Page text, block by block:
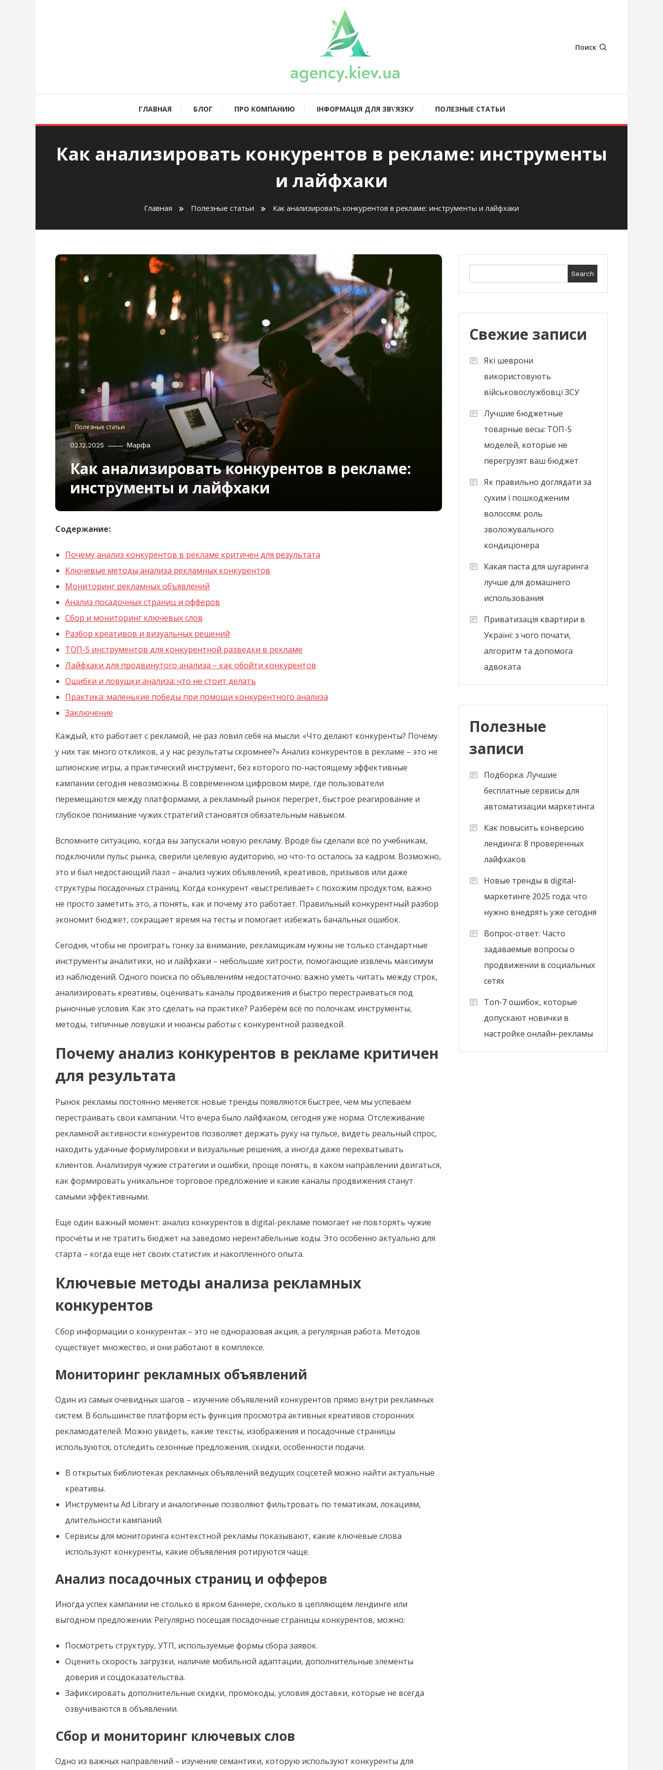
agency.kiev.ua
Поиск
ГЛАВНАЯ БЛОГ ПРО КОМПАНИЮ ІНФОРМАЦІЯ ДЛЯ ЗВ\’ЯЗКУ ПОЛЕЗНЫЕ СТАТЬИ
Как анализировать конкурентов в рекламе: инструменты
и лайфхаки
Главная Полезные статьи Как анализировать конкурентов в рекламе: инструменты и лайфхаки
Полезные статьи
02.12.2025 Марфа
Как анализировать конкурентов в рекламе:
инструменты и лайфхаки
Содержание:
Почему анализ конкурентов в рекламе критичен для результата
Ключевые методы анализа рекламных конкурентов
Мониторинг рекламных объявлений
Анализ посадочных страниц и офферов
Сбор и мониторинг ключевых слов
Разбор креативов и визуальных решений
ТОП-5 инструментов для конкурентной разведки в рекламе
Лайфхаки для продвинутого анализа – как обойти конкурентов
Ошибки и ловушки анализа: что не стоит делать
Практика: маленькие победы при помощи конкурентного анализа
Заключение
Каждый, кто работает с рекламой, не раз ловил себя на мысли: «Что делают конкуренты? Почему
у них так много откликов, а у нас результаты скромнее?» Анализ конкурентов в рекламе – это не
шпионские игры, а практический инструмент, без которого по-настоящему эффективные
кампании сегодня невозможны. В современном цифровом мире, где пользователи
перемещаются между платформами, а рекламный рынок перегрет, быстрое реагирование и
глубокое понимание чужих стратегий становятся обязательным навыком.
Вспомните ситуацию, когда вы запускали новую рекламу. Вроде бы сделали всё по учебникам,
подключили пульс рынка, сверили целевую аудиторию, но что-то осталось за кадром. Возможно,
это и был недостающий пазл – анализ чужих объявлений, креативов, призывов или даже
структуры посадочных страниц. Когда конкурент «выстреливает» с похожим продуктом, важно
не просто заметить это, а понять, как и почему это работает. Правильный конкурентный разбор
экономит бюджет, сокращает время на тесты и помогает избежать банальных ошибок.
Сегодня, чтобы не проиграть гонку за внимание, рекламщикам нужны не только стандартные
инструменты аналитики, но и лайфхаки – небольшие хитрости, помогающие извлечь максимум
из наблюдений. Одного поиска по объявлениям недостаточно: важно уметь читать между строк,
анализировать креативы, оценивать каналы продвижения и быстро перестраиваться под
рыночные условия. Как это сделать на практике? Разберём всё по полочкам: инструменты,
методы, типичные ловушки и нюансы работы с конкурентной разведкой.
Почему анализ конкурентов в рекламе критичен
для результата
Рынок рекламы постоянно меняется: новые тренды появляются быстрее, чем мы успеваем
перестраивать свои кампании. Что вчера было лайфхаком, сегодня уже норма. Отслеживание
рекламной активности конкурентов позволяет держать руку на пульсе, видеть реальный спрос,
находить удачные формулировки и визуальные решения, а иногда даже перехватывать
клиентов. Анализируя чужие стратегии и ошибки, проще понять, в каком направлении двигаться,
как формировать уникальное торговое предложение и какие каналы продвижения станут
самыми эффективными.
Еще один важный момент: анализ конкурентов в digital-рекламе помогает не повторять чужие
просчёты и не тратить бюджет на заведомо нерентабельные ходы. Это особенно актуально для
старта – когда еще нет своих статистик и накопленного опыта.
Ключевые методы анализа рекламных
конкурентов
Сбор информации о конкурентах – это не одноразовая акция, а регулярная работа. Методов
существует множество, и они работают в комплексе.
Мониторинг рекламных объявлений
Один из самых очевидных шагов – изучение объявлений конкурентов прямо внутри рекламных
систем. В большинстве платформ есть функция просмотра активных креативов сторонних
рекламодателей. Можно увидеть, какие тексты, изображения и посадочные страницы
используются, отследить сезонные предложения, скидки, особенности подачи.
В открытых библиотеках рекламных объявлений ведущих соцсетей можно найти актуальные
креативы.
Инструменты Ad Library и аналогичные позволяют фильтровать по тематикам, локациям,
длительности кампаний.
Сервисы для мониторинга контекстной рекламы показывают, какие ключевые слова
используют конкуренты, какие объявления ротируются чаще.
Анализ посадочных страниц и офферов
Иногда успех кампании не столько в ярком баннере, сколько в цепляющем лендинге или
выгодном предложении. Регулярно посещая посадочные страницы конкурентов, можно:
Посмотреть структуру, УТП, используемые формы сбора заявок.
Оценить скорость загрузки, наличие мобильной адаптации, дополнительные элементы
доверия и соцдоказательства.
Зафиксировать дополнительные скидки, промокоды, условия доставки, которые не всегда
озвучиваются в объявлении.
Сбор и мониторинг ключевых слов
Одно из важных направлений – изучение семантики, которую используют конкуренты для
Search
Свежие записи
Які шеврони
використовують
військовослужбовці ЗСУ
Лучшие бюджетные
товарные весы: ТОП-5
моделей, которые не
перегрузят ваш бюджет
Як правильно доглядати за
сухим і пошкодженим
волоссям: роль
зволожувального
кондиціонера
Какая паста для шугаринга
лучше для домашнего
использования
Приватизація квартири в
Україні: з чого почати,
алгоритм та допомога
адвоката
Полезные
записи
Подборка: Лучшие
бесплатные сервисы для
автоматизации маркетинга
Как повысить конверсию
лендинга: 8 проверенных
лайфхаков
Новые тренды в digital-
маркетинге 2025 года: что
нужно внедрять уже сегодня
Вопрос-ответ: Часто
задаваемые вопросы о
продвижении в социальных
сетях
Топ-7 ошибок, которые
допускают новички в
настройке онлайн-рекламы